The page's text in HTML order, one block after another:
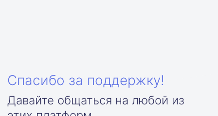
Спасибо за поддержку!
Давайте общаться на любой из